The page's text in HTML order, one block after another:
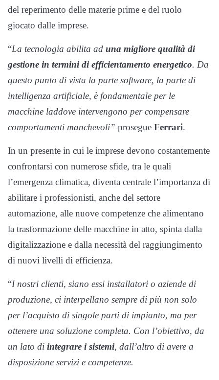
del reperimento delle materie prime e del ruolo
giocato dalle imprese.
“La tecnologia abilita ad una migliore qualità di
gestione in termini di efficientamento energetico. Da
questo punto di vista la parte software, la parte di
intelligenza artificiale, è fondamentale per le
macchine laddove intervengono per compensare
comportamenti manchevoli” prosegue Ferrari.
In un presente in cui le imprese devono costantemente
confrontarsi con numerose sfide, tra le quali
l’emergenza climatica, diventa centrale l’importanza di
abilitare i professionisti, anche del settore
automazione, alle nuove competenze che alimentano
la trasformazione delle macchine in atto, spinta dalla
digitalizzazione e dalla necessità del raggiungimento
di nuovi livelli di efficienza.
“I nostri clienti, siano essi installatori o aziende di
produzione, ci interpellano sempre di più non solo
per l’acquisto di singole parti di impianto, ma per
ottenere una soluzione completa. Con l’obiettivo, da
un lato di integrare i sistemi, dall’altro di avere a
disposizione servizi e competenze.